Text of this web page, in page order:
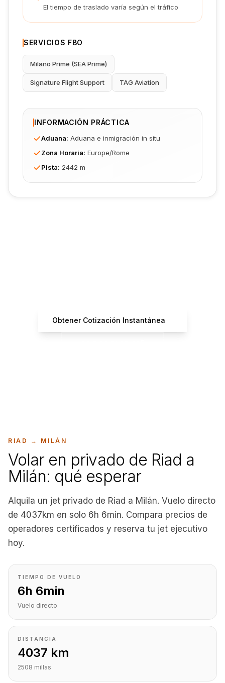
El tiempo de traslado varía según el tráfico
SERVICIOS FBO
Milano Prime (SEA Prime)
Signature Flight Support TAG Aviation
INFORMACIÓN PRÁCTICA
Aduana: Aduana e inmigración in situ
Zona Horaria: Europe/Rome
Pista: 2442 m
Obtener Cotización Instantánea
RIAD → MILÁN
Volar en privado de Riad a
Milán: qué esperar
Alquila un jet privado de Riad a Milán. Vuelo directo
de 4037km en solo 6h 6min. Compara precios de
operadores certificados y reserva tu jet ejecutivo
hoy.
TIEMPO DE VUELO
6h 6min
Vuelo directo
DISTANCIA
4037 km
2508 millas